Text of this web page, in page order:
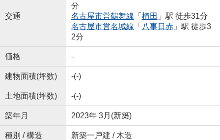
交通
分
名古屋市営鶴舞線 「 植田 」駅 徒歩31分
名古屋市営名城線 「 八事日赤」駅 徒歩3
2分
価格 -
建物面積(坪数) -(-)
土地面積(坪数) -(-)
築年月 2023年 3月(新築)
種別 / 構造 新築一戸建 / 木造